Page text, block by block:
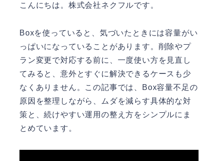
こんにちは。 株式会社ネクフルです。
Boxを使っていると、気づいたときには容量がい
っぱいになっていることがあります。削除やプ
ラン変更で対応する前に、一度使い方を見直し
てみると、意外とすぐに解決できるケースも少
なくありません。この記事では、Box容量不足の
原因を整理しながら、ムダを減らす具体的な対
策と、続けやすい運用の整え方をシンプルにま
とめています。